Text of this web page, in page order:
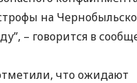
на
– говорится в
что ожидают